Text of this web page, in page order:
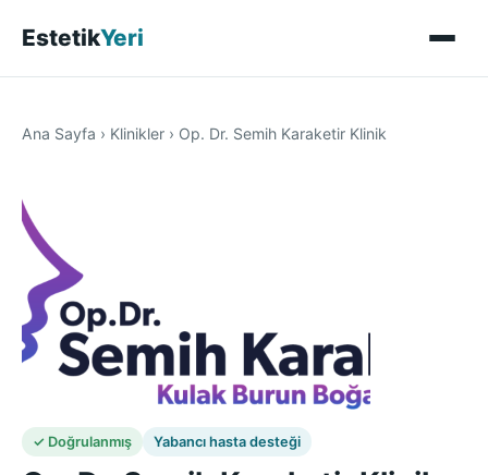
EstetikYeri
Ana Sayfa › Klinikler › Op. Dr. Semih Karaketir Klinik
✓ Doğrulanmış Yabancı hasta desteği